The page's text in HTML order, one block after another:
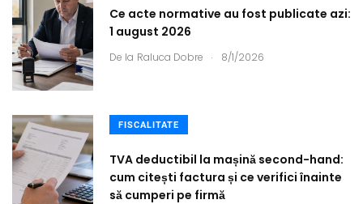
Ce acte normative au fost publicate azi:
1 august 2026
De la Raluca Dobre . 8/1/2026
FISCALITATE
TVA deductibil la mașină second-hand:
cum citești factura și ce verifici înainte
să cumperi pe firmă